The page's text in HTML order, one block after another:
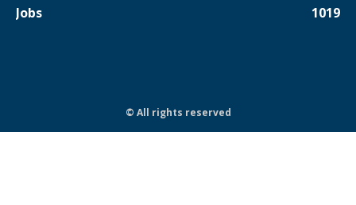
Jobs
1019
© All rights reserved